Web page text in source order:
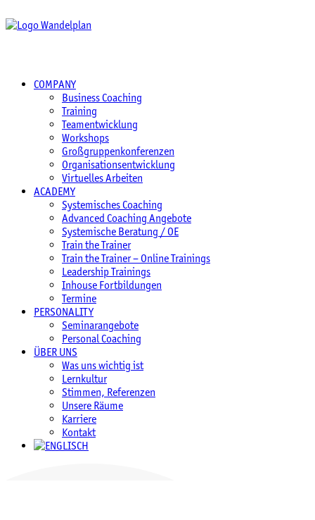
COMPANY
Business Coaching
Training
Teamentwicklung
Workshops
Großgruppenkonferenzen
Organisationsentwicklung
Virtuelles Arbeiten
ACADEMY
Systemisches Coaching
Advanced Coaching Angebote
Systemische Beratung / OE
Train the Trainer
Train the Trainer – Online Trainings
Leadership Trainings
Inhouse Fortbildungen
Termine
PERSONALITY
Seminarangebote
Personal Coaching
ÜBER UNS
Was uns wichtig ist
Lernkultur
Stimmen, Referenzen
Unsere Räume
Karriere
Kontakt